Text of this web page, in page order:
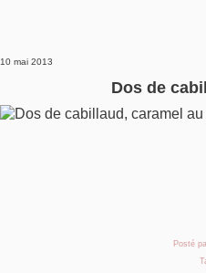
10 mai 2013
Dos de
Posté